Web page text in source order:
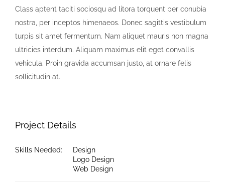
Class aptent taciti sociosqu ad litora torquent per conubia
nostra, per inceptos himenaeos. Donec sagittis vestibulum
turpis sit amet fermentum. Nam aliquet mauris non magna
ultricies interdum. Aliquam maximus elit eget convallis
vehicula. Proin gravida accumsan justo, at ornare felis
sollicitudin at.
Project Details
Skills Needed:
Design
Logo Design
Web Design